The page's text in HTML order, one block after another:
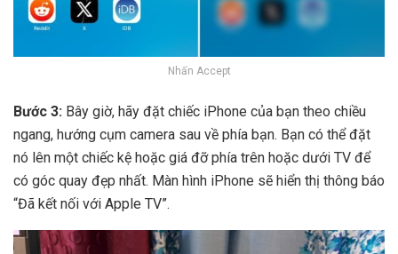
Nhấn Accept
Bước 3: Bây giờ, hãy đặt chiếc iPhone của bạn theo chiều
ngang, hướng cụm camera sau về phía bạn. Bạn có thể đặt
nó lên một chiếc kệ hoặc giá đỡ phía trên hoặc dưới TV để
có góc quay đẹp nhất. Màn hình iPhone sẽ hiển thị thông báo
“Đã kết nối với Apple TV”.